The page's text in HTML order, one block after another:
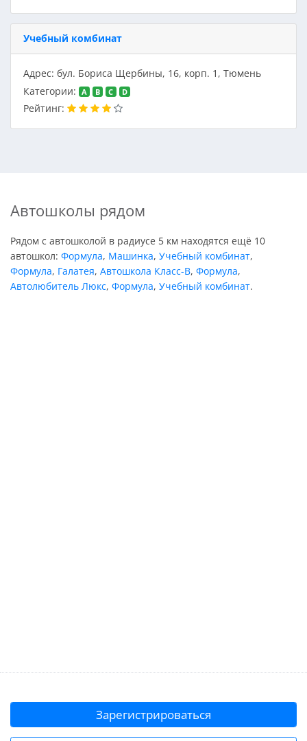
Учебный комбинат
Адрес: бул. Бориса Щербины, 16, корп. 1, Тюмень
Категории:
A B C D
Рейтинг:
Автошколы рядом
Рядом с автошколой в радиусе 5 км находятся ещё 10
автошкол: Формула, Машинка, Учебный комбинат,
Формула, Галатея, Автошкола Класс-В, Формула,
Автолюбитель Люкс, Формула, Учебный комбинат.
Зарегистрироваться